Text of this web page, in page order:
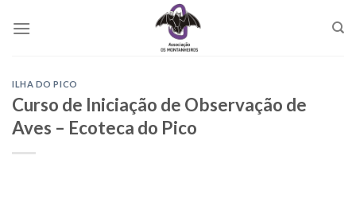
ILHA DO PICO
Curso de Iniciação de Observação de
Aves – Ecoteca do Pico